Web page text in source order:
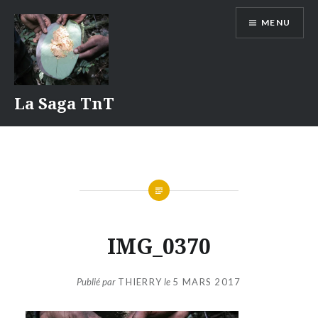
contenu
La Saga TnT
MENU
IMG_0370
Publié par THIERRYle 5 MARS 2017